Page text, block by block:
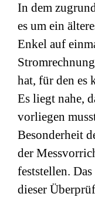
In dem
es um ein
Enkel auf
hat, für den es
Es liegt nahe,
vorliegen
Besonderheit
der
feststellen.
dieser